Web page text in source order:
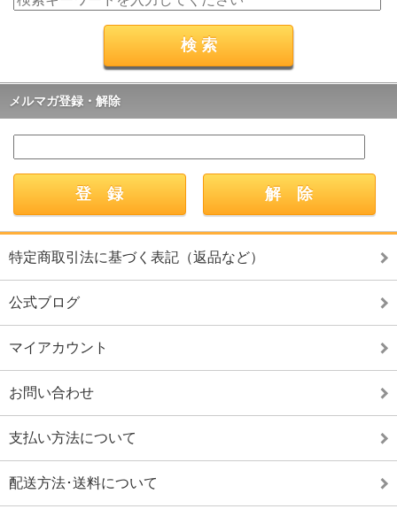
メルマガ登録・解除
特定商取引法に基づく表記（返品など）
公式ブログ
マイアカウント
お問い合わせ
支払い方法について
配送方法･送料について